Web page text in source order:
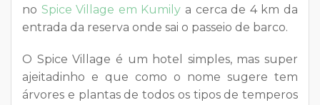
no Spice Village em Kumily a cerca de 4 km da
entrada da reserva onde sai o passeio de barco.
O Spice Village é um hotel simples, mas super
ajeitadinho e que como o nome sugere tem
árvores e plantas de todos os tipos de temperos